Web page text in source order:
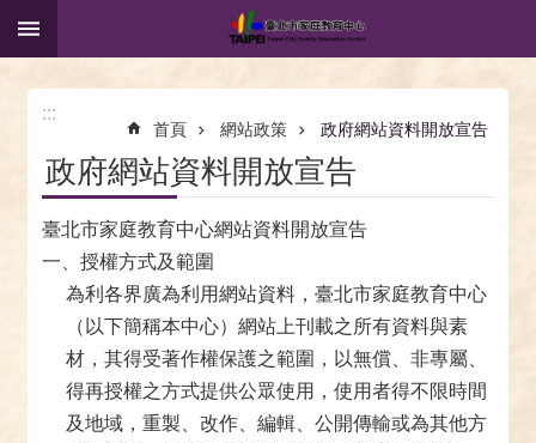
跳到主要內容區塊
:::
首頁 網站政策 政府網站資料開放宣告
政府網站資料開放宣告
臺北市家庭教育中心網站資料開放宣告
一、授權方式及範圍
為利各界廣為利用網站資料，臺北市家庭教育中心
（以下簡稱本中心）網站上刊載之所有資料與素
材，其得受著作權保護之範圍，以無償、非專屬、
得再授權之方式提供公眾使用，使用者得不限時間
及地域，重製、改作、編輯、公開傳輸或為其他方